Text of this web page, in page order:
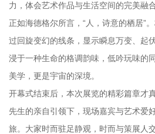
力，体会艺术作品与生活空间的完美融合
正如海德格尔所言，“人，诗意的栖居”
过回旋变幻的线条，显示瞬息万变、起
浸于一种生命的格调韵味，低吟玩味的
美学，更是宇宙的深境。
开幕式结束后，本次展览的精彩篇章才
先生的亲自引领下，现场嘉宾与艺术爱
旅。大家时而驻足静观，时而与策展人